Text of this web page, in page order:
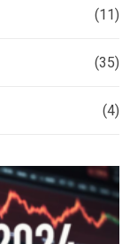
(11)
(35)
(4)